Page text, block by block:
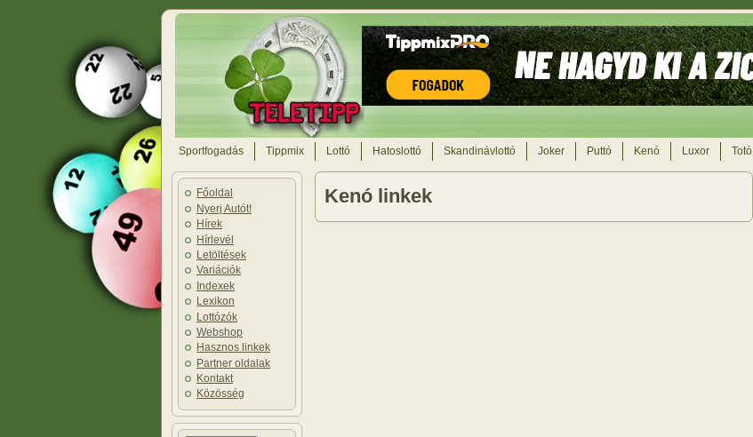
Sportfogadás Tippmix Lottó Hatoslottó Skandinávlottó Joker Puttó Kenó Luxor Totó
Főoldal
Nyerj Autót!
Hírek
Hírlevél
Letöltések
Variációk
Indexek
Lexikon
Lottózók
Webshop
Hasznos linkek
Partner oldalak
Kontakt
Közösség
Kenó linkek